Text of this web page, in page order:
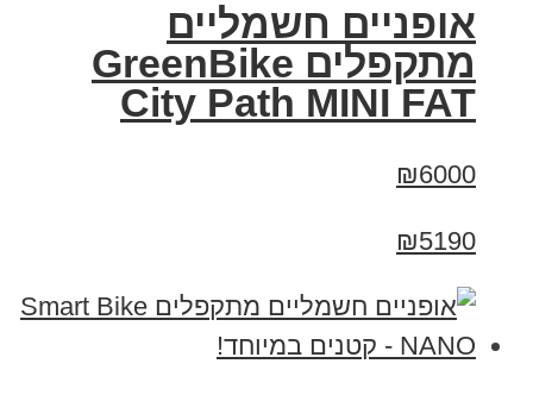
אופניים חשמליים
‏מתקפלים GreenBike
City Path MINI FAT
₪6000
₪5190